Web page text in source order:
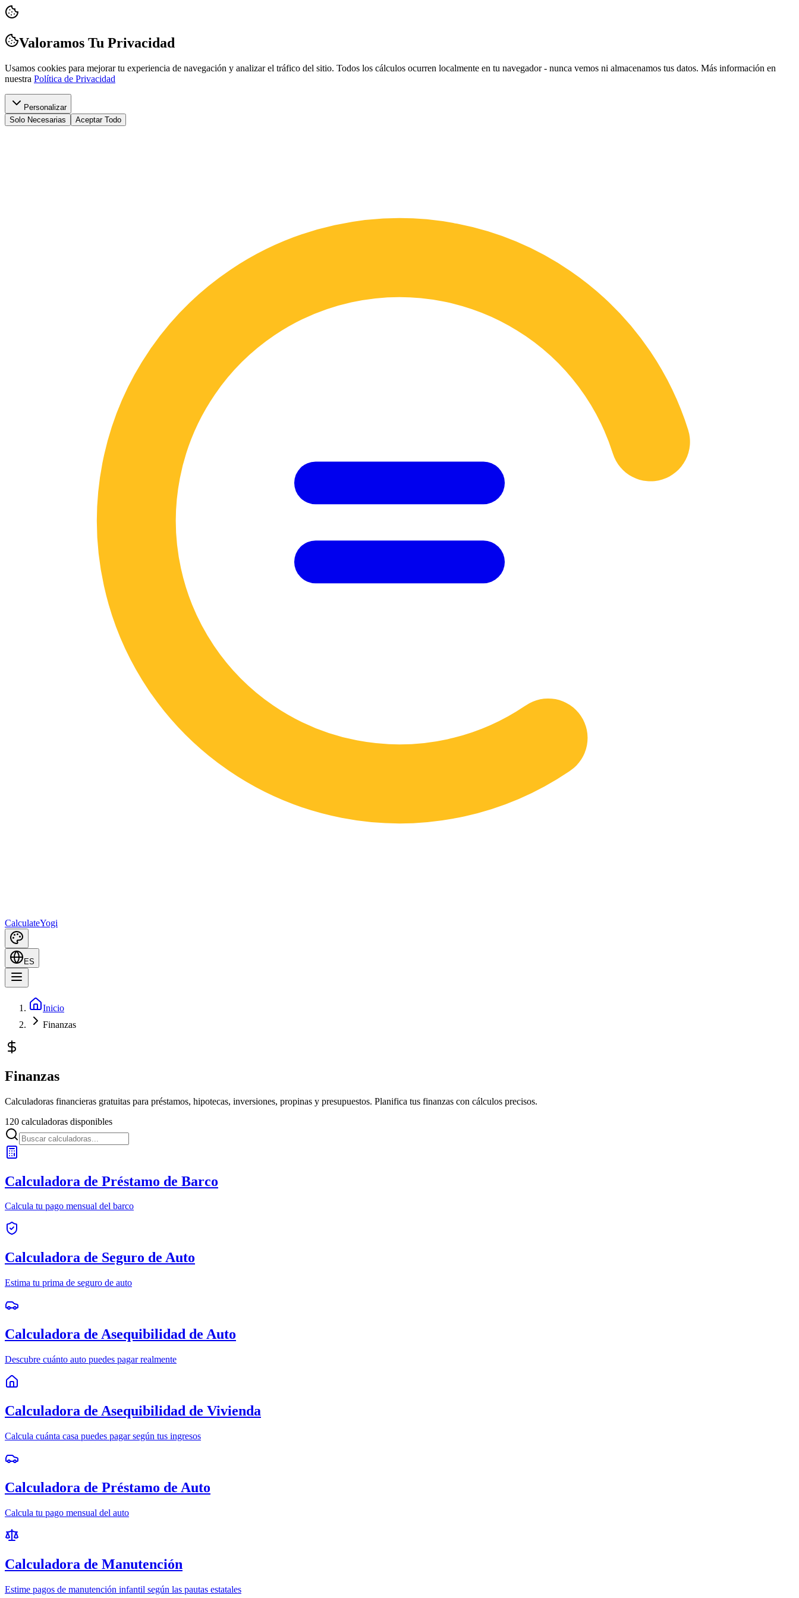
Valoramos Tu Privacidad
Usamos cookies para mejorar tu experiencia de navegación y analizar el tráfico del sitio. Todos los cálculos ocurren localmente en tu navegador - nunca vemos ni almacenamos tus datos. Más información en
nuestra Política de Privacidad
Personalizar
Solo Necesarias
Aceptar Todo
CalculateYogi
ES
Inicio
Finanzas
Finanzas
Calculadoras financieras gratuitas para préstamos, hipotecas, inversiones, propinas y presupuestos. Planifica tus finanzas con cálculos precisos.
120 calculadoras disponibles
Calculadora de Préstamo de Barco
Calcula tu pago mensual del barco
Calculadora de Seguro de Auto
Estima tu prima de seguro de auto
Calculadora de Asequibilidad de Auto
Descubre cuánto auto puedes pagar realmente
Calculadora de Asequibilidad de Vivienda
Calcula cuánta casa puedes pagar según tus ingresos
Calculadora de Préstamo de Auto
Calcula tu pago mensual del auto
Calculadora de Manutención
Estime pagos de manutención infantil según las pautas estatales